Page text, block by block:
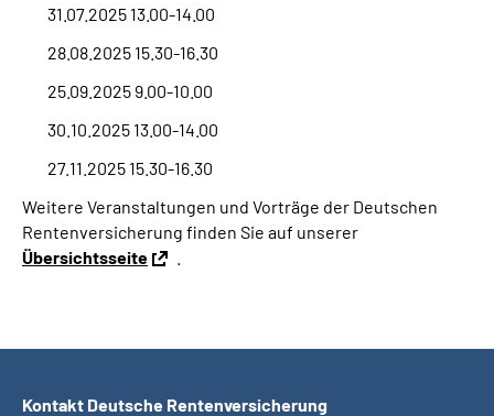
31.07.2025 13.00-14.00
28.08.2025 15.30-16.30
25.09.2025 9.00-10.00
30.10.2025 13.00-14.00
27.11.2025 15.30-16.30
Weitere Veranstaltungen und Vorträge der Deutschen
Rentenversicherung finden Sie auf unserer
Übersichtsseite
Kontakt Deutsche Rentenversicherung